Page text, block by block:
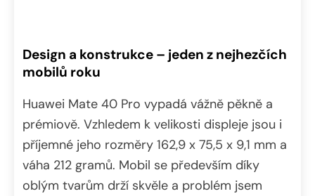
Design a konstrukce – jeden z nejhezčích
mobilů roku
Huawei Mate 40 Pro vypadá vážně pěkně a
prémiově. Vzhledem k velikosti displeje jsou i
příjemné jeho rozměry 162,9 x 75,5 x 9,1 mm a
váha 212 gramů. Mobil se především díky
oblým tvarům drží skvěle a problém jsem